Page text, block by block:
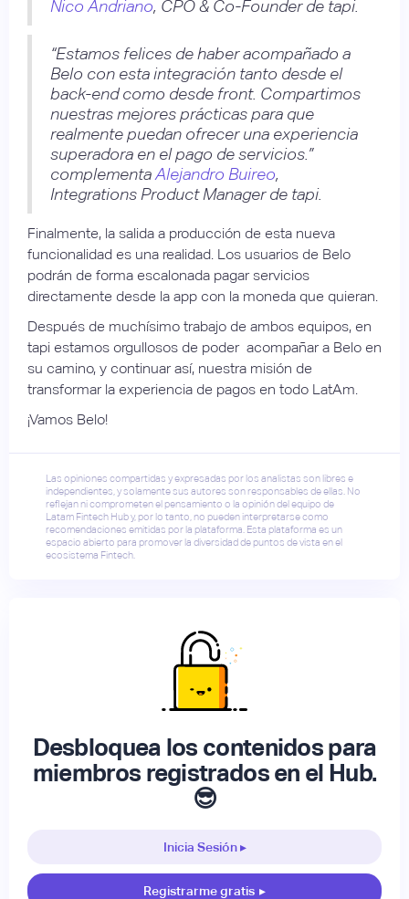
Nico Andriano, CPO & Co-Founder de tapi.
“Estamos felices de haber acompañado a
Belo con esta integración tanto desde el
back-end como desde front. Compartimos
nuestras mejores prácticas para que
realmente puedan ofrecer una experiencia
superadora en el pago de servicios.”
complementaAlejandro Buireo,
Integrations Product Manager de tapi.
Finalmente, la salida a producción de esta nueva
funcionalidad es una realidad. Los usuarios de Belo
podrán de forma escalonada pagar servicios
directamente desde la app con la moneda que quieran.
Después de muchísimo trabajo de ambos equipos, en
tapi estamos orgullosos de poder acompañar a Belo en
su camino, y continuar así, nuestra misión de
transformar la experiencia de pagos en todo LatAm.
¡Vamos Belo!
Las opiniones compartidas y expresadas por los analistas son libres e
independientes, y solamente sus autores son responsables de ellas. No
reflejan ni comprometen el pensamiento o la opinión del equipo de
Latam Fintech Hub y, por lo tanto, no pueden interpretarse como
recomendaciones emitidas por la plataforma. Esta plataforma es un
espacio abierto para promover la diversidad de puntos de vista en el
ecosistema Fintech.
Desbloquea los contenidos para
miembros registrados en el Hub.
😎
Inicia Sesión ▸
Registrarme gratis ▸